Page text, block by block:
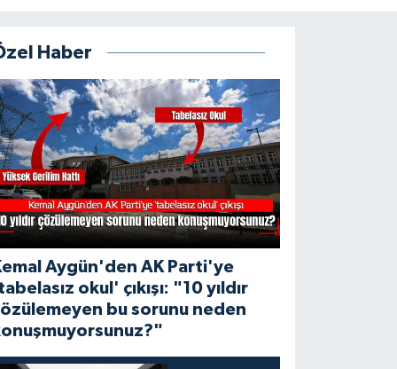
Haber
Aygün'den AK Parti'ye
okul' çıkışı: "10 yıldır
bu sorunu neden